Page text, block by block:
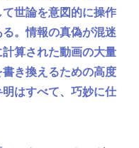
世論を意図的に操作
。情報の真偽が混迷
算された動画の大量
き換えるための高度
はすべて、巧妙に仕